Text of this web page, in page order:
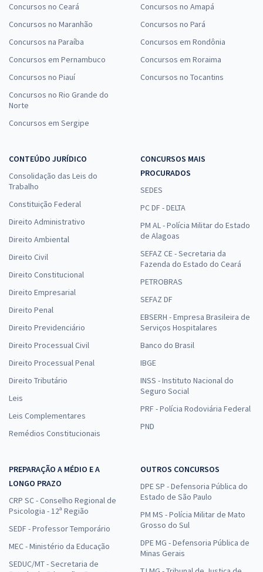
Concursos no Ceará
Concursos no Maranhão
Concursos na Paraíba
Concursos em Pernambuco
Concursos no Piauí
Concursos no Rio Grande do
Norte
Concursos em Sergipe
Concursos no Amapá
Concursos no Pará
Concursos em Rondônia
Concursos em Roraima
Concursos no Tocantins
CONTEÚDO JURÍDICO
Consolidação das Leis do
Trabalho
Constituição Federal
Direito Administrativo
Direito Ambiental
Direito Civil
Direito Constitucional
Direito Empresarial
Direito Penal
Direito Previdenciário
Direito Processual Civil
Direito Processual Penal
Direito Tributário
Leis
Leis Complementares
Remédios Constitucionais
CONCURSOS MAIS
PROCURADOS
SEDES
PC DF - DELTA
PM AL - Polícia Militar do Estado
de Alagoas
SEFAZ CE - Secretaria da
Fazenda do Estado do Ceará
PETROBRAS
SEFAZ DF
EBSERH - Empresa Brasileira de
Serviços Hospitalares
Banco do Brasil
IBGE
INSS - Instituto Nacional do
Seguro Social
PRF - Polícia Rodoviária Federal
PND
PREPARAÇÃO A MÉDIO E A
LONGO PRAZO
CRP SC - Conselho Regional de
Psicologia - 12ª Região
SEDF - Professor Temporário
MEC - Ministério da Educação
SEDUC/MT - Secretaria de
OUTROS CONCURSOS
DPE SP - Defensoria Pública do
Estado de São Paulo
PM MS - Polícia Militar de Mato
Grosso do Sul
DPE MG - Defensoria Pública de
Minas Gerais